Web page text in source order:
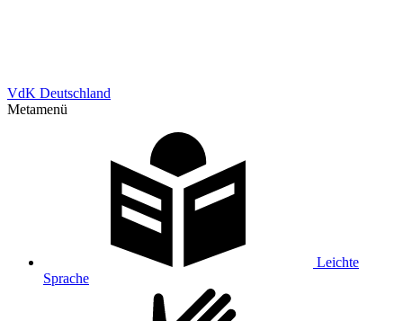
VdK Deutschland
Metamenü
Leichte
Sprache